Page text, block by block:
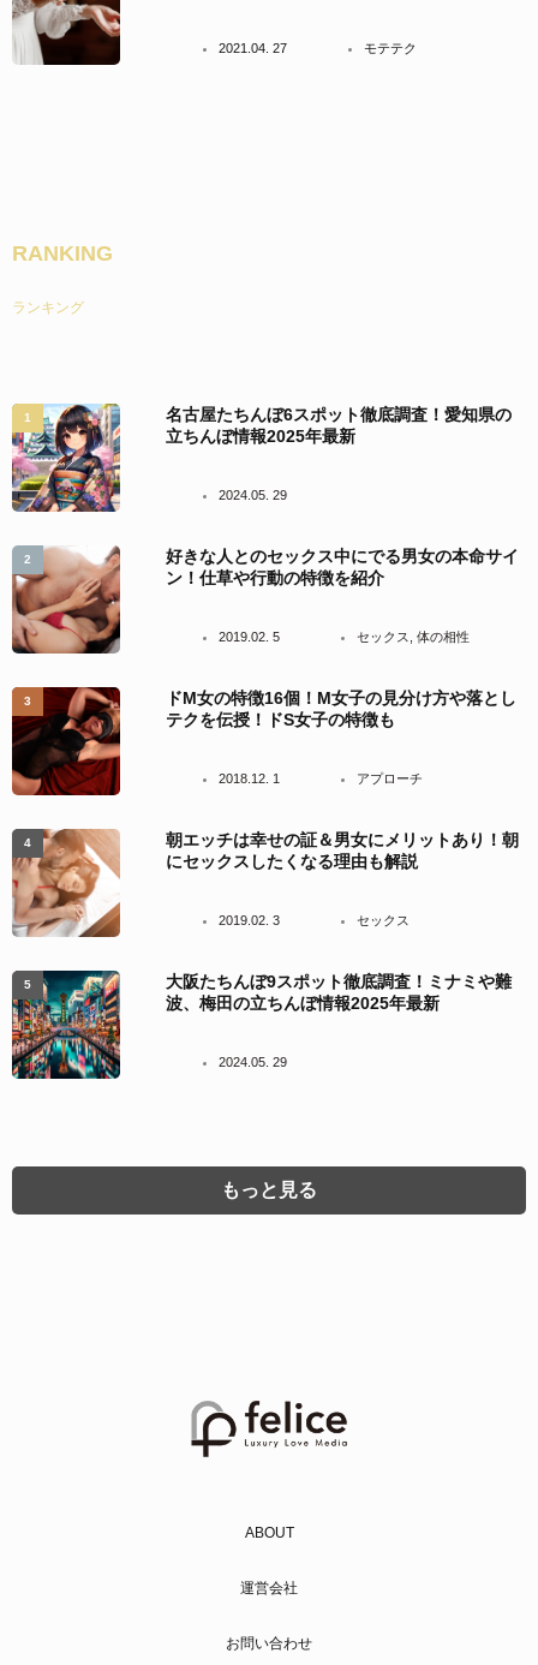
2021.04. 27 モテテク
RANKING
ランキング
名古屋たちんぼ6スポット徹底調査！愛知県の
立ちんぼ情報2025年最新
2024.05. 29
好きな人とのセックス中にでる男女の本命サイ
ン！仕草や行動の特徴を紹介
2019.02. 5 セックス 体の相性
ドM女の特徴16個！M女子の見分け方や落とし
テクを伝授！ドS女子の特徴も
2018.12. 1 アプローチ
朝エッチは幸せの証＆男女にメリットあり！朝
にセックスしたくなる理由も解説
2019.02. 3 セックス
大阪たちんぼ9スポット徹底調査！ミナミや難
波、梅田の立ちんぼ情報2025年最新
2024.05. 29
もっと見る
ABOUT
運営会社
お問い合わせ